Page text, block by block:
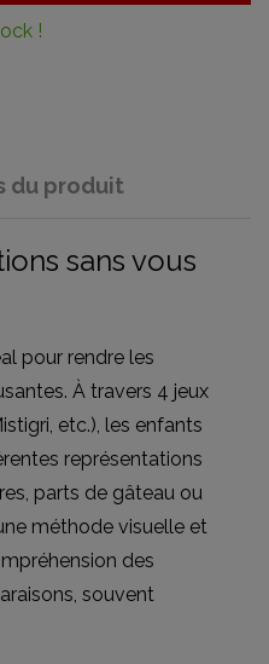
!
du produit
sans vous
pour rendre les
À travers 4 jeux
etc.), les enfants
représentations
parts de gâteau ou
méthode visuelle et
des
souvent